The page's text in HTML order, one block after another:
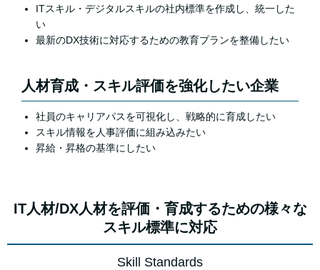
ITスキル・デジタルスキルの社内標準を作成し、統一した
い
最新のDX技術に対応するための教育プランを整備したい
人材育成・スキル評価を強化したい企業
社員のキャリアパスを可視化し、戦略的に育成したい
スキル情報を人事評価に組み込みたい
昇給・昇格の基準にしたい
IT人材/DX人材を評価・育成するための様々な
スキル標準に対応
Skill Standards